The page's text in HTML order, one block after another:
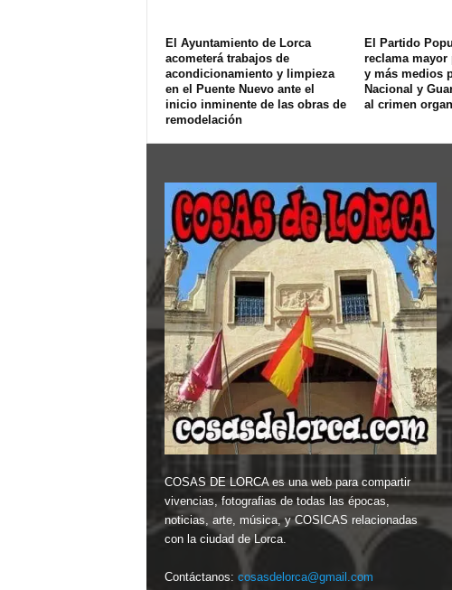
El Ayuntamiento de Lorca
acometerá trabajos de
acondicionamiento y limpieza
en el Puente Nuevo ante el
inicio inminente de las obras de
remodelación
El Partido
reclama mayor
y más medios
Nacional y
al crimen
COSAS DE LORCA es una web para compartir
vivencias, fotografias de todas las épocas,
noticias, arte, música, y COSICAS relacionadas
con la ciudad de Lorca.
Contáctanos: cosasdelorca@gmail.com